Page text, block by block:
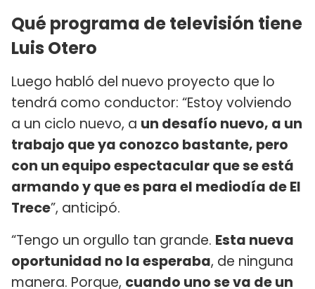
Qué programa de televisión tiene
Luis Otero
Luego habló del nuevo proyecto que lo
tendrá como conductor: “Estoy volviendo
a un ciclo nuevo, a un desafío nuevo, a un
trabajo que ya conozco bastante, pero
con un equipo espectacular que se está
armando y que es para el mediodía de El
Trece”, anticipó.
“Tengo un orgullo tan grande. Esta nueva
oportunidad no la esperaba, de ninguna
manera. Porque, cuando uno se va de un